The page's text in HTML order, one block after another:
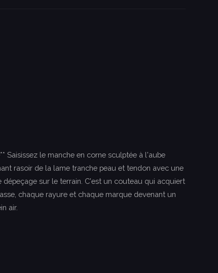
Saisissez le manche en corne sculptée à l'aube
rasoir de la lame tranche peau et tendon avec une
dépeçage sur le terrain. C'est un couteau qui acquiert
chaque rayure et chaque marque devenant un
air.